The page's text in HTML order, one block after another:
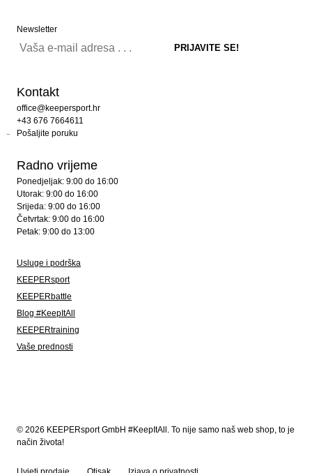
Newsletter
Kontakt
office@keepersport.hr
+43 676 7664611
Pošaljite poruku
Radno vrijeme
Ponedjeljak: 9:00 do 16:00
Utorak: 9:00 do 16:00
Srijeda: 9:00 do 16:00
Četvrtak: 9:00 do 16:00
Petak: 9:00 do 13:00
Usluge i podrška
KEEPERsport
KEEPERbattle
Blog #KeepItAll
KEEPERtraining
Vaše prednosti
© 2026 KEEPERsport GmbH #KeepItAll. To nije samo naš web shop, to je
način života!